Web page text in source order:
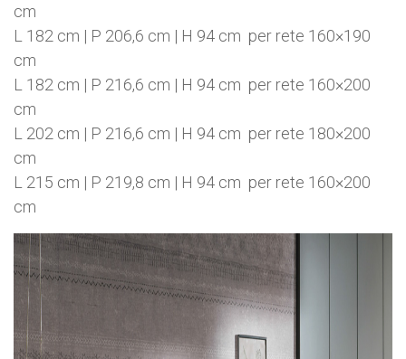
cm
L 182 cm | P 206,6 cm | H 94 cm per rete 160×190
cm
L 182 cm | P 216,6 cm | H 94 cm per rete 160×200
cm
L 202 cm | P 216,6 cm | H 94 cm per rete 180×200
cm
L 215 cm | P 219,8 cm | H 94 cm per rete 160×200
cm